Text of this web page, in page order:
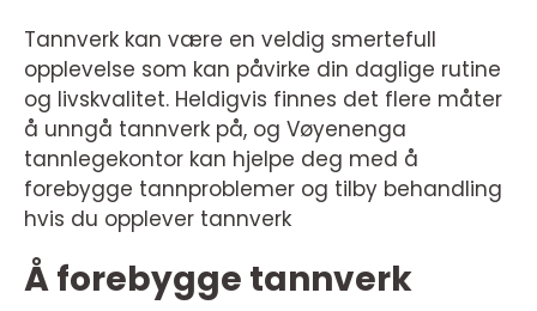
Tannverk kan være en veldig smertefull
opplevelse som kan påvirke din daglige rutine
og livskvalitet. Heldigvis finnes det flere måter
å unngå tannverk på, og Vøyenenga
tannlegekontor kan hjelpe deg med å
forebygge tannproblemer og tilby behandling
hvis du opplever tannverk
Å forebygge tannverk